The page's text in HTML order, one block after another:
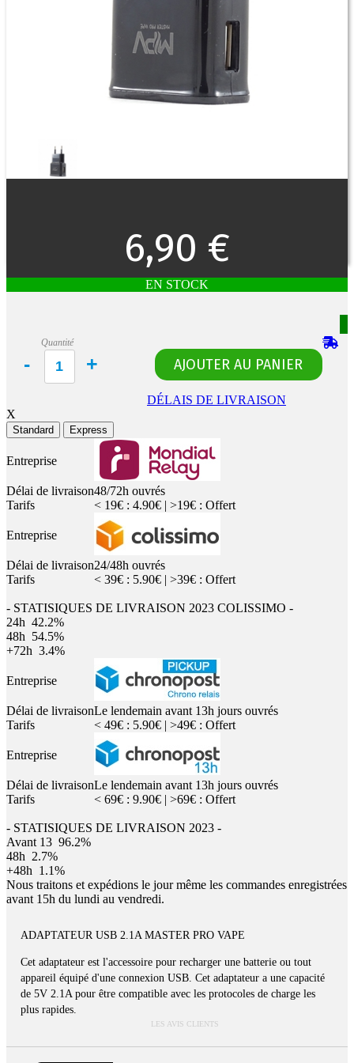
6,90 €
EN STOCK
Quantité
DÉLAIS DE LIVRAISON
X
Standard Express
Entreprise
Délai de livraison48/72h ouvrés
Tarifs
< 19€ : 4.90€ | >19€ : Offert
Entreprise
Délai de livraison24/48h ouvrés
Tarifs
< 39€ : 5.90€ | >39€ : Offert
- STATISIQUES DE LIVRAISON 2023 COLISSIMO -
24h 42.2%
48h 54.5%
+72h 3.4%
Entreprise
Délai de livraisonLe lendemain avant 13h jours ouvrés
Tarifs
< 49€ : 5.90€ | >49€ : Offert
Entreprise
Délai de livraisonLe lendemain avant 13h jours ouvrés
Tarifs
< 69€ : 9.90€ | >69€ : Offert
- STATISIQUES DE LIVRAISON 2023 -
Avant 13 96.2%
48h 2.7%
+48h 1.1%
Nous traitons et expédions le jour même les commandes enregistrées
avant 15h du lundi au vendredi.
ADAPTATEUR USB 2.1A MASTER PRO VAPE
Cet adaptateur est l'accessoire pour recharger une batterie ou tout
appareil équipé d'une connexion USB. Cet adaptateur a une capacité
de 5V 2.1A pour être compatible avec les protocoles de charge les
plus rapides.
LES AVIS CLIENTS